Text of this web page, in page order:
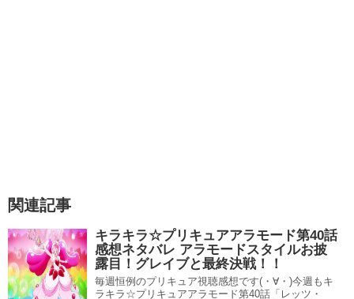
ということでキラキラプリキュアアラモードの６月の放送
予定でした。
お休みというのは少し寂しいですが、久々に日曜はゆっく
り寝たいと思います（笑
関連記事
関連記事
キラキラ☆プリキュアアラモード第40話
感想ネタバレ アラモードスタイルお披
露目！グレイブと最終決戦！！
毎週恒例のプリキュア視聴感想です(・∀・)今週もキ
ラキラ☆プリキュアアラモード第40話「レッツ・